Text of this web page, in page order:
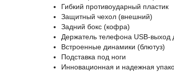
Гибкий противоударный пластик
Защитный чехол (внешний)
Задний бокс (кофра)
Держатель телефона USB-выход
Встроенные динамики (блютуз)
Подставка под ноги
Инновационная и надежная